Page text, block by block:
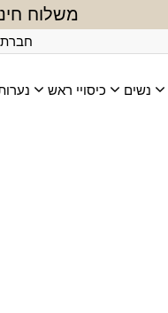
משלוח
חברת
נשים כיסויי ראש